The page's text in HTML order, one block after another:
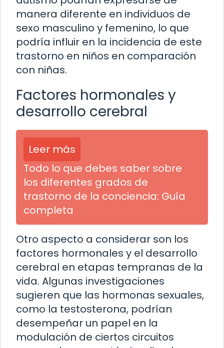
manera diferente en individuos de
sexo masculino y femenino, lo que
podría influir en la incidencia de este
trastorno en niños en comparación
con niñas.
Factores hormonales y
desarrollo cerebral
Leer más
Todo lo que debes saber sobre
los diferentes grados de
trastorno de la conciencia: Guía
completa
Otro aspecto a considerar son los
factores hormonales y el desarrollo
cerebral en etapas tempranas de la
vida. Algunas investigaciones
sugieren que las hormonas sexuales,
como la testosterona, podrían
desempeñar un papel en la
modulación de ciertos circuitos